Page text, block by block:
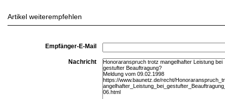
Artikel weiterempfehlen
Empfänger-E-Mail
Nachricht